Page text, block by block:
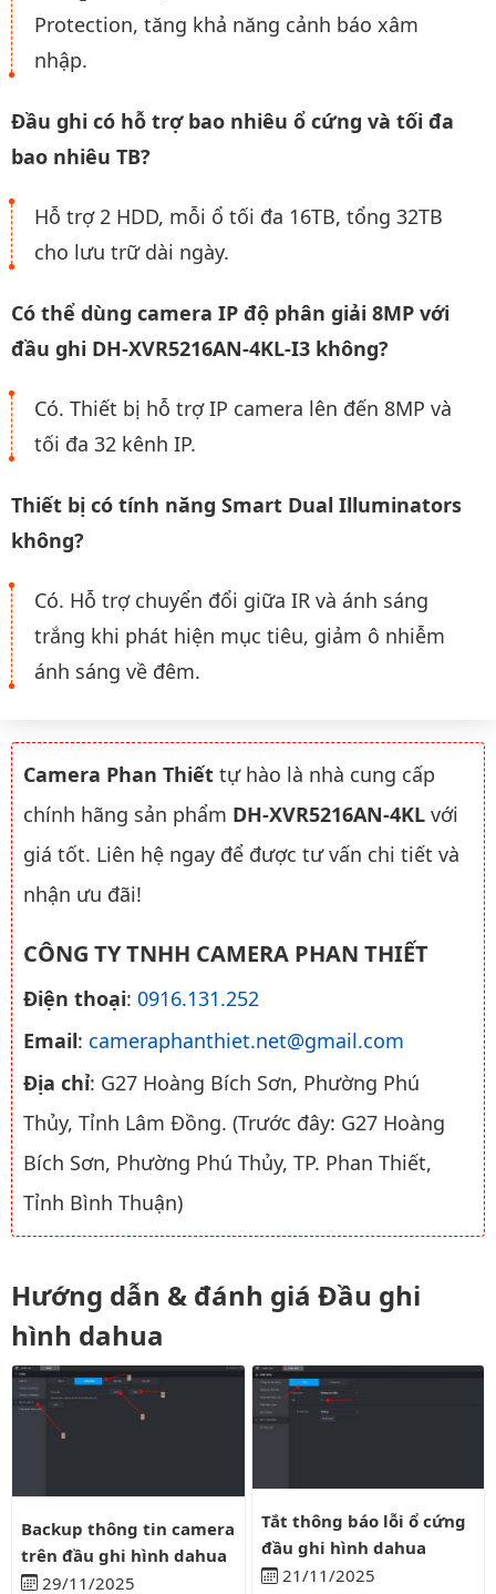
Protection, tăng khả năng cảnh báo xâm
nhập.
Đầu ghi có hỗ trợ bao nhiêu ổ cứng và tối đa
bao nhiêu TB?
Hỗ trợ 2 HDD, mỗi ổ tối đa 16TB, tổng 32TB
cho lưu trữ dài ngày.
Có thể dùng camera IP độ phân giải 8MP với
đầu ghi DH-XVR5216AN-4KL-I3 không?
Có. Thiết bị hỗ trợ IP camera lên đến 8MP và
tối đa 32 kênh IP.
Thiết bị có tính năng Smart Dual Illuminators
không?
Có. Hỗ trợ chuyển đổi giữa IR và ánh sáng
trắng khi phát hiện mục tiêu, giảm ô nhiễm
ánh sáng về đêm.
Camera Phan Thiết tự hào là nhà cung cấp
chính hãng sản phẩm DH-XVR5216AN-4KL với
giá tốt. Liên hệ ngay để được tư vấn chi tiết và
nhận ưu đãi!
CÔNG TY TNHH CAMERA PHAN THIẾT
Điện thoại: 0916.131.252
Email: cameraphanthiet.net@gmail.com
Địa chỉ: G27 Hoàng Bích Sơn, Phường Phú
Thủy, Tỉnh Lâm Đồng. (Trước đây: G27 Hoàng
Bích Sơn, Phường Phú Thủy, TP. Phan Thiết,
Tỉnh Bình Thuận)
Hướng dẫn & đánh giá Đầu ghi
hình dahua
Backup thông tin camera trên đầu ghi hình dahua
Backup thông tin camera
trên đầu ghi hình dahua
29/11/2025
Tắt thông báo lỗi ổ cứng đầu
Tắt thông báo lỗi ổ cứng
đầu ghi hình dahua
21/11/2025